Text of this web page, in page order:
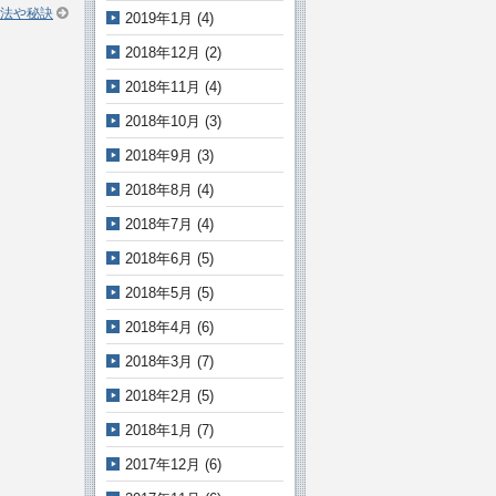
や秘訣 2019年1月 (4)
2018年12月 (2)
2018年11月 (4)
2018年10月 (3)
2018年9月 (3)
2018年8月 (4)
2018年7月 (4)
2018年6月 (5)
2018年5月 (5)
2018年4月 (6)
2018年3月 (7)
2018年2月 (5)
2018年1月 (7)
2017年12月 (6)